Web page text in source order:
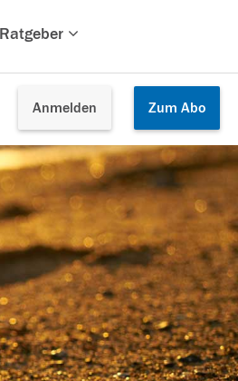
Ratgeber
Anmelden Zum Abo